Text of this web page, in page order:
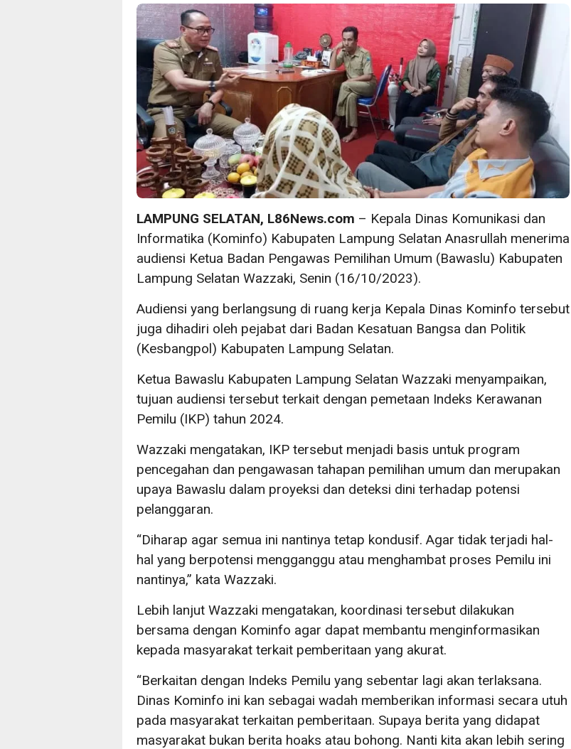
LAMPUNG SELATAN, L86News.com – Kepala Dinas Komunikasi dan
Informatika (Kominfo) Kabupaten Lampung Selatan Anasrullah menerima
audiensi Ketua Badan Pengawas Pemilihan Umum (Bawaslu) Kabupaten
Lampung Selatan Wazzaki, Senin (16/10/2023).
Audiensi yang berlangsung di ruang kerja Kepala Dinas Kominfo tersebut
juga dihadiri oleh pejabat dari Badan Kesatuan Bangsa dan Politik
(Kesbangpol) Kabupaten Lampung Selatan.
Ketua Bawaslu Kabupaten Lampung Selatan Wazzaki menyampaikan,
tujuan audiensi tersebut terkait dengan pemetaan Indeks Kerawanan
Pemilu (IKP) tahun 2024.
Wazzaki mengatakan, IKP tersebut menjadi basis untuk program
pencegahan dan pengawasan tahapan pemilihan umum dan merupakan
upaya Bawaslu dalam proyeksi dan deteksi dini terhadap potensi
pelanggaran.
“Diharap agar semua ini nantinya tetap kondusif. Agar tidak terjadi hal-
hal yang berpotensi mengganggu atau menghambat proses Pemilu ini
nantinya,” kata Wazzaki.
Lebih lanjut Wazzaki mengatakan, koordinasi tersebut dilakukan
bersama dengan Kominfo agar dapat membantu menginformasikan
kepada masyarakat terkait pemberitaan yang akurat.
“Berkaitan dengan Indeks Pemilu yang sebentar lagi akan terlaksana.
Dinas Kominfo ini kan sebagai wadah memberikan informasi secara utuh
pada masyarakat terkaitan pemberitaan. Supaya berita yang didapat
masyarakat bukan berita hoaks atau bohong. Nanti kita akan lebih sering